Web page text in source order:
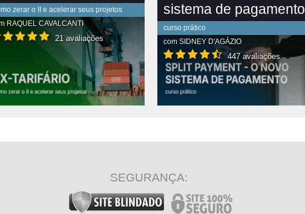
zerar o II e acelerar seus projetos
RAQUEL CAVALCANTI
21 avaliações
sistema de pagamento
curso prático
com SIDNEY D'AGÁZIO
447 avaliações
VER CONTEÚDO COMPLETO VER CONTEÚDO COMPLETO
SEGURANÇA: